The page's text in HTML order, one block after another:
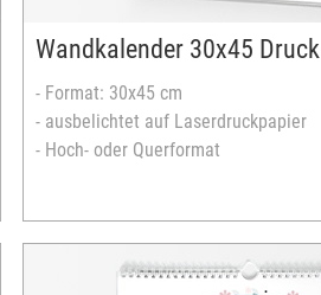
Wandkalender 30x45 Druck
- Format: 30x45 cm
- ausbelichtet auf Laserdruckpapier
- Hoch- oder Querformat
versandfertig in 3-5 Tagen
Merkmale